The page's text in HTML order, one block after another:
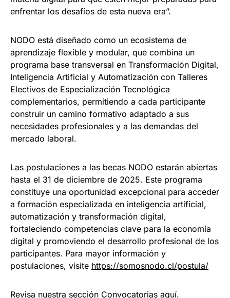
enfrentar los desafíos de esta nueva era”.
NODO está diseñado como un ecosistema de
aprendizaje flexible y modular, que combina un
programa base transversal en Transformación Digital,
Inteligencia Artificial y Automatización con Talleres
Electivos de Especialización Tecnológica
complementarios, permitiendo a cada participante
construir un camino formativo adaptado a sus
necesidades profesionales y a las demandas del
mercado laboral.
Las postulaciones a las becas NODO estarán abiertas
hasta el 31 de diciembre de 2025. Este programa
constituye una oportunidad excepcional para acceder
a formación especializada en inteligencia artificial,
automatización y transformación digital,
fortaleciendo competencias clave para la economía
digital y promoviendo el desarrollo profesional de los
participantes. Para mayor información y
postulaciones, visite https://somosnodo.cl/postula/
Revisa nuestra sección Convocatorias aquí.